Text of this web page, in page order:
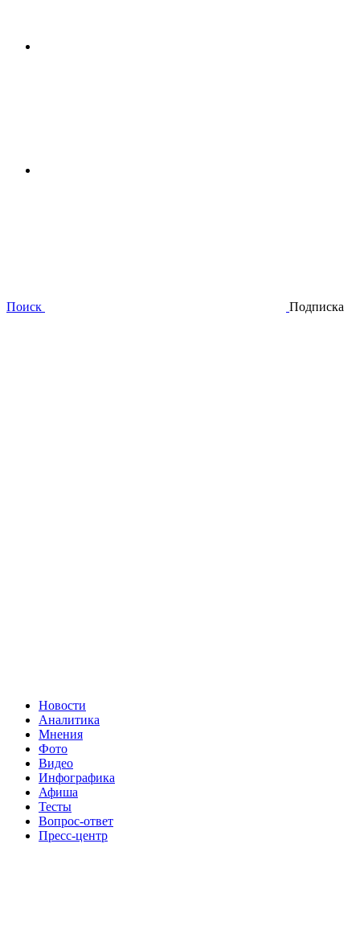
Поиск Подписка
Новости
Аналитика
Мнения
Фото
Видео
Инфографика
Афиша
Тесты
Вопрос-ответ
Пресс-центр